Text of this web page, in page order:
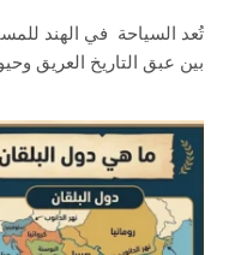
تُعد السياحة في الهند
بين عبق التاريخ العريق